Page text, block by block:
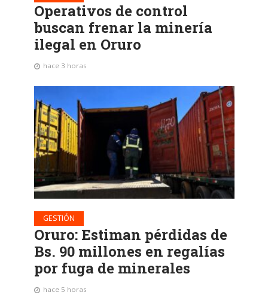
Operativos de control
buscan frenar la minería
ilegal en Oruro
hace 3 horas
GESTIÓN
Oruro: Estiman pérdidas de
Bs. 90 millones en regalías
por fuga de minerales
hace 5 horas